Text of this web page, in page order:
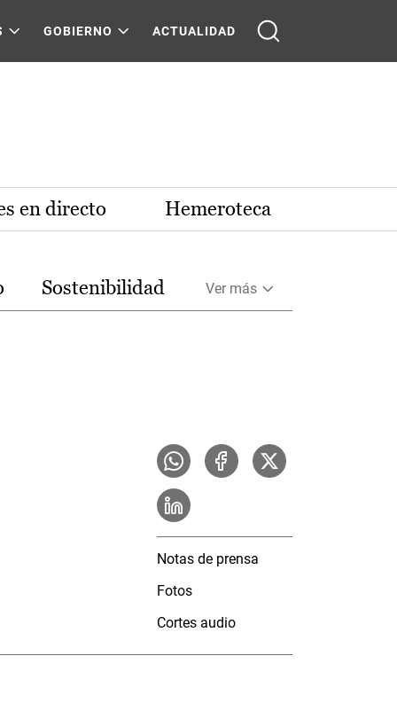
GOBIERNO ACTUALIDAD
en directo Hemeroteca
Sostenibilidad Ver más
Notas de prensa
Fotos
Cortes audio